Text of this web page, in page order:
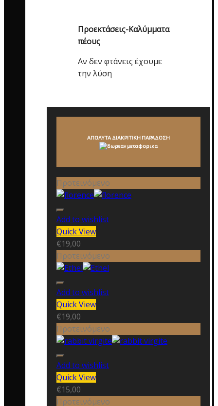
Προεκτάσεις-Καλύμματα
πέους
Αν δεν φτάνεις έχουμε
την λύση
ΑΠΟΛΥΤΑ ΔΙΑΚΡΙΤΙΚΗ ΠΑΡΑΔΟΣΗ
Προτεινόμενο
Add to wishlist
Quick View
€19,00
Προτεινόμενο
Add to wishlist
Quick View
€19,00
Προτεινόμενο
Add to wishlist
Quick View
€15,00
Προτεινόμενο